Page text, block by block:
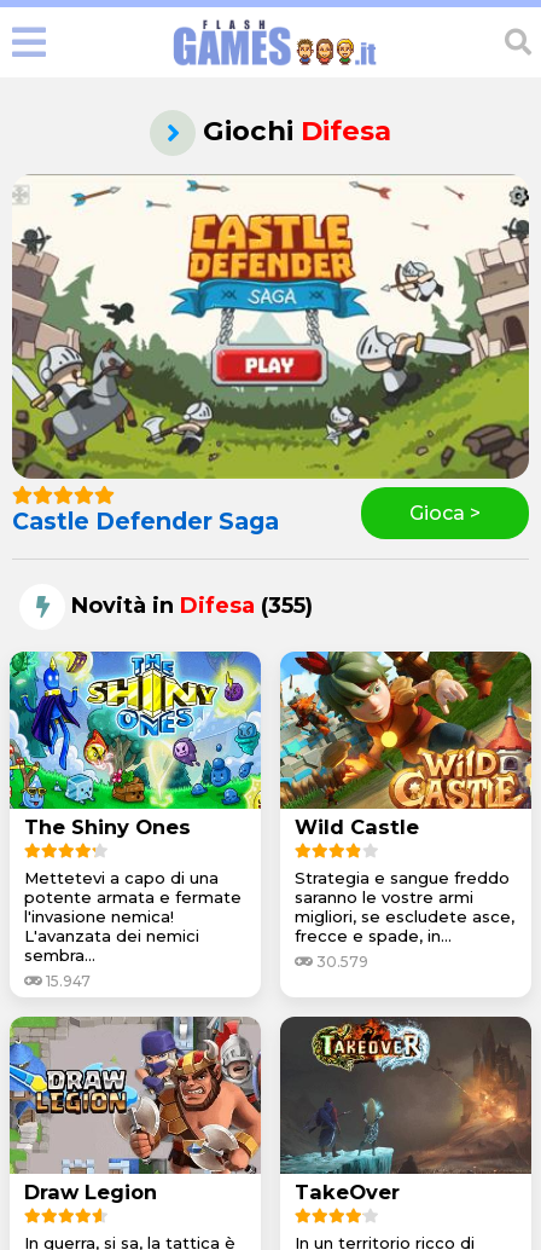
Giochi Difesa
Castle Defender Saga Gioca >
Novità in Difesa (355)
The Shiny Ones
Mettetevi a capo di una
potente armata e fermate
l'invasione nemica!
L'avanzata dei nemici
sembra...
15.947
Wild Castle
Strategia e sangue freddo
saranno le vostre armi
migliori, se escludete asce,
frecce e spade, in...
30.579
Draw Legion
In guerra, si sa, la tattica è
TakeOver
In un territorio ricco di